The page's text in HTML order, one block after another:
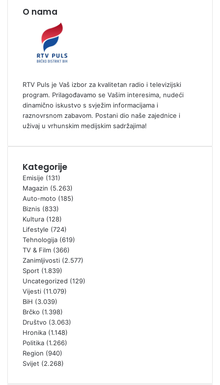
O nama
RTV Puls je Vaš izbor za kvalitetan radio i televizijski
program. Prilagođavamo se Vašim interesima, nudeći
dinamično iskustvo s svježim informacijama i
raznovrsnom zabavom. Postani dio naše zajednice i
uživaj u vrhunskim medijskim sadržajima!
Kategorije
Emisije (131)
Magazin (5.263)
Auto-moto (185)
Biznis (833)
Kultura (128)
Lifestyle (724)
Tehnologija (619)
TV & Film (366)
Zanimljivosti (2.577)
Sport (1.839)
Uncategorized (129)
Vijesti (11.079)
BiH (3.039)
Brčko (1.398)
Društvo (3.063)
Hronika (1.148)
Politika (1.266)
Region (940)
Svijet (2.268)